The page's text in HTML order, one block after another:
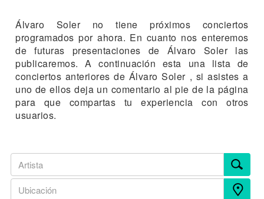
Álvaro Soler no tiene próximos conciertos
programados por ahora. En cuanto nos enteremos
de futuras presentaciones de Álvaro Soler las
publicaremos. A continuación esta una lista de
conciertos anteriores de Álvaro Soler , si asistes a
uno de ellos deja un comentario al pie de la página
para que compartas tu experiencia con otros
usuarios.